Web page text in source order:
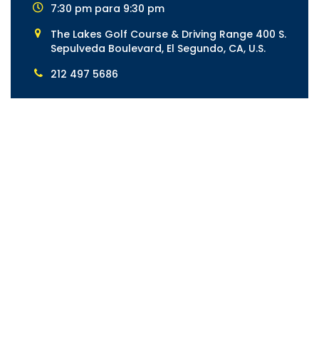
7:30 pm para 9:30 pm
The Lakes Golf Course & Driving Range 400 S.
Sepulveda Boulevard, El Segundo, CA, U.S.
212 497 5686